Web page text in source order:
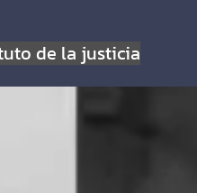
de la justicia